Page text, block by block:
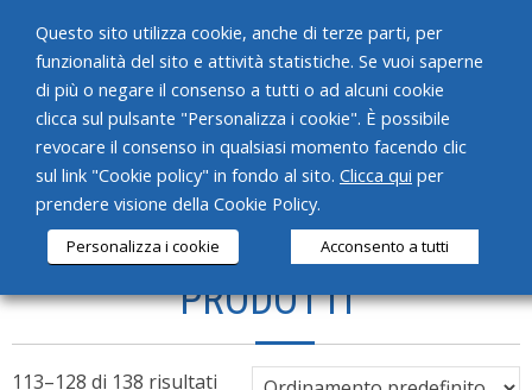
HOME
CHI SIAMO
SERVIZI
NEWS
PRODOTTI
113–128 di 138 risultati
Questo sito utilizza cookie, anche di terze parti, per
funzionalità del sito e attività statistiche. Se vuoi saperne
di più o negare il consenso a tutti o ad alcuni cookie
clicca sul pulsante "Personalizza i cookie". È possibile
revocare il consenso in qualsiasi momento facendo clic
sul link "Cookie policy" in fondo al sito. Clicca qui per
prendere visione della Cookie Policy.
Personalizza i cookie Acconsento a tutti